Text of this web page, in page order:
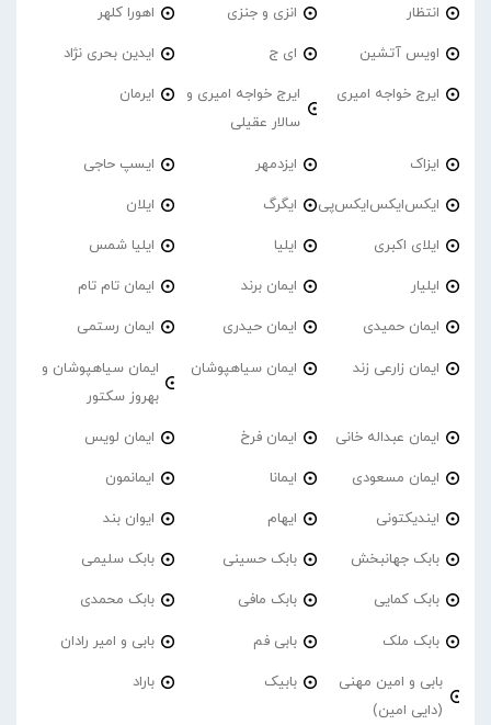
انتظار انزی و جنزی اهورا کلهر
اویس آتشین ای ج ایدین بحری نژاد
ایرج خواجه امیری
ایرج خواجه امیری و
سالار عقیلی
ایرمان
ایزاک ایزدمهر ایسپ حاجی
ایکس‌ایکس‌ایکس‌پی ایگرگ ایلان
ایلای اکبری ایلیا ایلیا شمس
ایلیار ایمان برند ایمان تام تام
ایمان حمیدی ایمان حیدری ایمان رستمی
ایمان زارعی زند ایمان سیاهپوشان
ایمان سیاهپوشان و
بهروز سکتور
ایمان عبداله خانی ایمان فرخ ایمان لویس
ایمان مسعودی ایمانا ایمانمون
ایندیکتونی ایهام ایوان بند
بابک جهانبخش بابک حسینی بابک سلیمی
بابک کمایی بابک مافی بابک محمدی
بابک ملک بابی فم بابی و امیر رادان
بابی و امین مهنی
(دایی امین)
بابیک باراد